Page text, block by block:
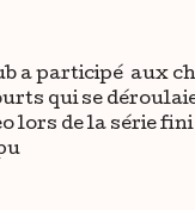
a participé aux
qui se
lors de la série